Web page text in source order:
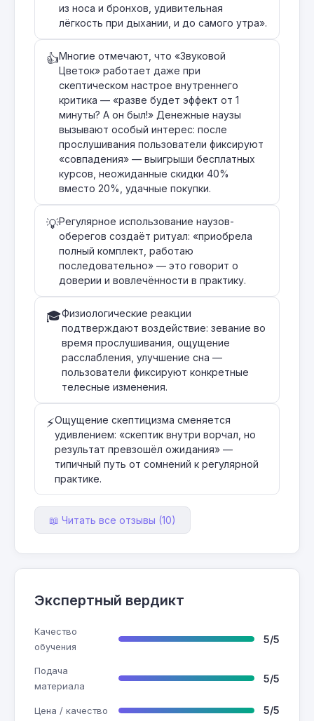
из носа и бронхов, удивительная
лёгкость при дыхании, и до самого утра».
👍Многие отмечают, что «Звуковой
Цветок» работает даже при
скептическом настрое внутреннего
критика — «разве будет эффект от 1
минуты? А он был!» Денежные наузы
вызывают особый интерес: после
прослушивания пользователи фиксируют
«совпадения» — выигрыши бесплатных
курсов, неожиданные скидки 40%
вместо 20%, удачные покупки.
💡Регулярное использование наузов-
оберегов создаёт ритуал: «приобрела
полный комплект, работаю
последовательно» — это говорит о
доверии и вовлечённости в практику.
🎓Физиологические реакции
подтверждают воздействие: зевание во
время прослушивания, ощущение
расслабления, улучшение сна —
пользователи фиксируют конкретные
телесные изменения.
⚡Ощущение скептицизма сменяется
удивлением: «скептик внутри ворчал, но
результат превзошёл ожидания» —
типичный путь от сомнений к регулярной
практике.
📖 Читать все отзывы (10)
Экспертный вердикт
Качество
обучения
5/5
Подача
материала
5/5
Цена / качество 5/5